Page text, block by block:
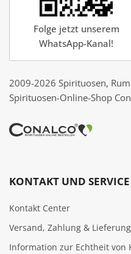
Folge jetzt unserem
WhatsApp-Kanal!
2009-2026 Spirituosen,
Spirituosen-Online-Shop
KONTAKT UND SERVICE
Kontakt Center
Versand, Zahlung & Lieferung
Information zur Echtheit von